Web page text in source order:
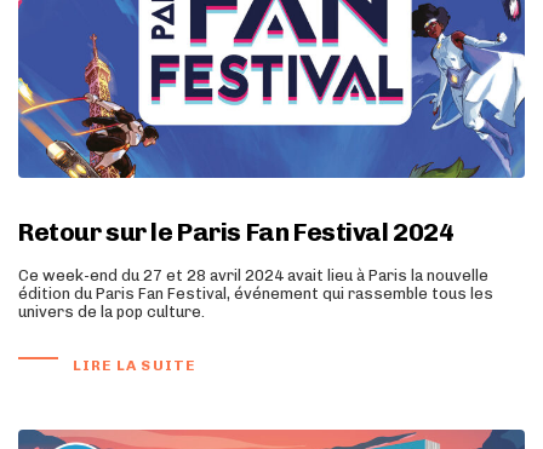
Retour sur le Paris Fan Festival 2024
Ce week-end du 27 et 28 avril 2024 avait lieu à Paris la nouvelle
édition du Paris Fan Festival, événement qui rassemble tous les
univers de la pop culture.
LIRE LA SUITE